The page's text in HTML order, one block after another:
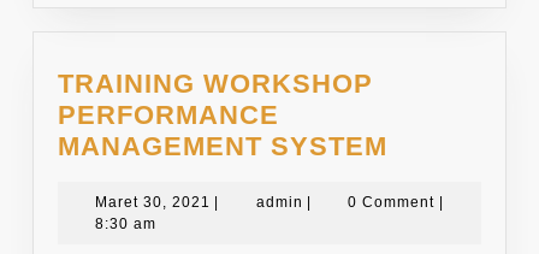
TRAINING WORKSHOP
PERFORMANCE
MANAGEMENT SYSTEM
Maret 30, 2021 Maret
admin admin0 Comment
8:30 am